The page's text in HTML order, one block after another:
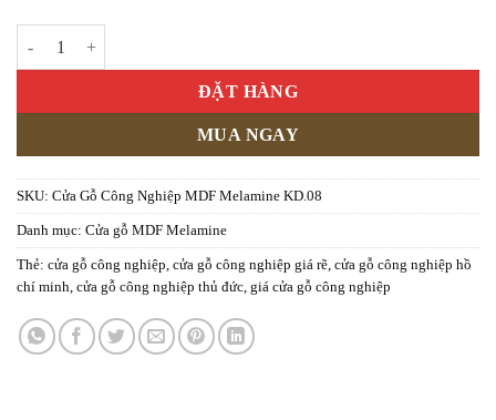
ĐẶT HÀNG
MUA NGAY
SKU: Cửa Gỗ Công Nghiệp MDF Melamine KD.08
Danh mục: Cửa gỗ MDF Melamine
Thẻ: cửa gỗ công nghiệp, cửa gỗ công nghiệp giá rẽ, cửa gỗ công nghiệp hồ
chí minh, cửa gỗ công nghiệp thủ đức, giá cửa gỗ công nghiệp